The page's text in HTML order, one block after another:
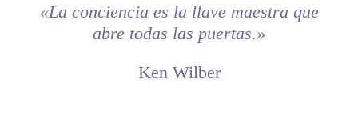
«La conciencia es la llave maestra que
abre todas las puertas.»
Ken Wilber